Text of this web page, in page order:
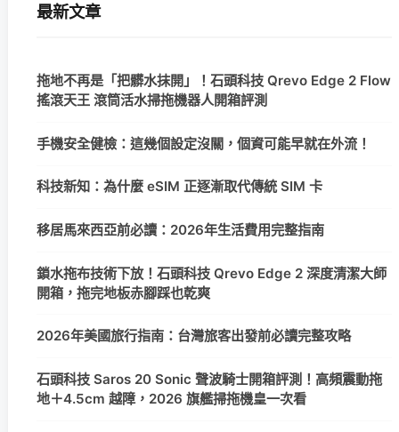
最新文章
拖地不再是「把髒水抹開」！石頭科技 Qrevo Edge 2 Flow
搖滾天王 滾筒活水掃拖機器人開箱評測
手機安全健檢：這幾個設定沒關，個資可能早就在外流！
科技新知：為什麼 eSIM 正逐漸取代傳統 SIM 卡
移居馬來西亞前必讀：2026年生活費用完整指南
鎖水拖布技術下放！石頭科技 Qrevo Edge 2 深度清潔大師
開箱，拖完地板赤腳踩也乾爽
2026年美國旅行指南：台灣旅客出發前必讀完整攻略
石頭科技 Saros 20 Sonic 聲波騎士開箱評測！高頻震動拖
地＋4.5cm 越障，2026 旗艦掃拖機皇一次看